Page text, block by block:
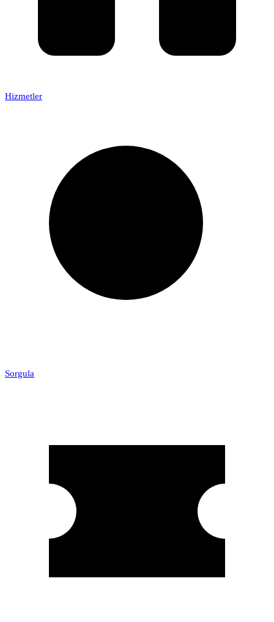
Hizmetler
Sorgula